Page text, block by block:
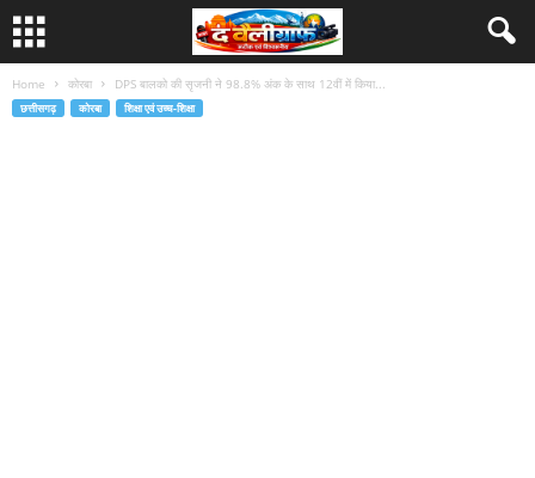
Home कोरबा DPS बालको की सृजनी ने 98.8% अंक के साथ 12वीं में किया...
छत्तीसगढ़ कोरबा शिक्षा एवं उच्च-शिक्षा